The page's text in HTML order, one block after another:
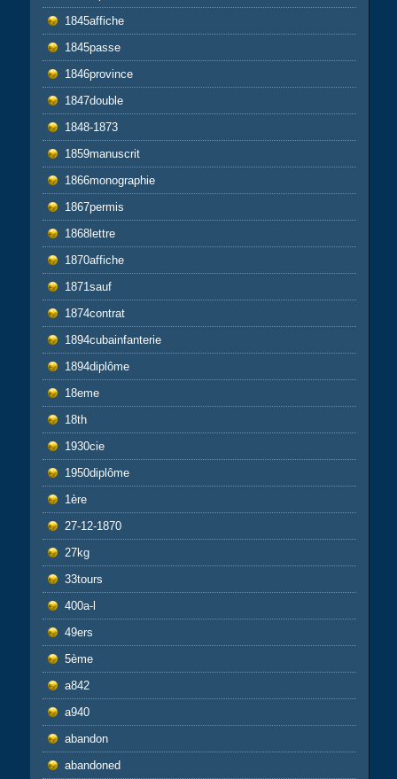
1845affiche
1845passe
1846province
1847double
1848-1873
1859manuscrit
1866monographie
1867permis
1868lettre
1870affiche
1871sauf
1874contrat
1894cubainfanterie
1894diplôme
18eme
18th
1930cie
1950diplôme
1ère
27-12-1870
27kg
33tours
400a-l
49ers
5ème
a842
a940
abandon
abandoned